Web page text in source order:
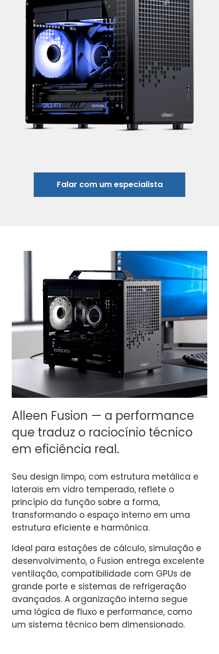
Falar com um especialista
Alleen Fusion — a performance
que traduz o raciocínio técnico
em eficiência real.
Seu design limpo, com estrutura metálica e
laterais em vidro temperado, reflete o
princípio da função sobre a forma,
transformando o espaço interno em uma
estrutura eficiente e harmônica.
Ideal para estações de cálculo, simulação e
desenvolvimento, o Fusion entrega excelente
ventilação, compatibilidade com GPUs de
grande porte e sistemas de refrigeração
avançados. A organização interna segue
uma lógica de fluxo e performance, como
um sistema técnico bem dimensionado.